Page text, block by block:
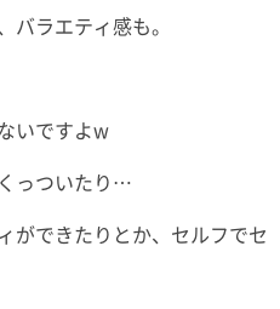
バラエティ感も。
いですよw
っついたり…
ができたりとか、セルフでセ